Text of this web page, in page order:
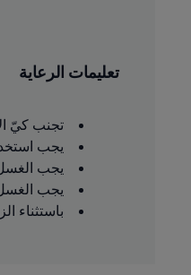
تعليمات الرعاية
تجنب كيّ
يجب
يجب
يجب
باستثناء